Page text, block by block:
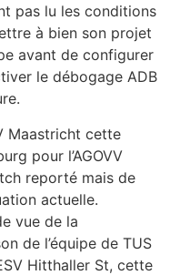
pas lu les conditions
à bien son projet
avant de configurer
le débogage ADB
Maastricht cette
pour l’AGOVV
reporté mais de
actuelle.
vue de la
de l’équipe de TUS
Hitthaller St, cette